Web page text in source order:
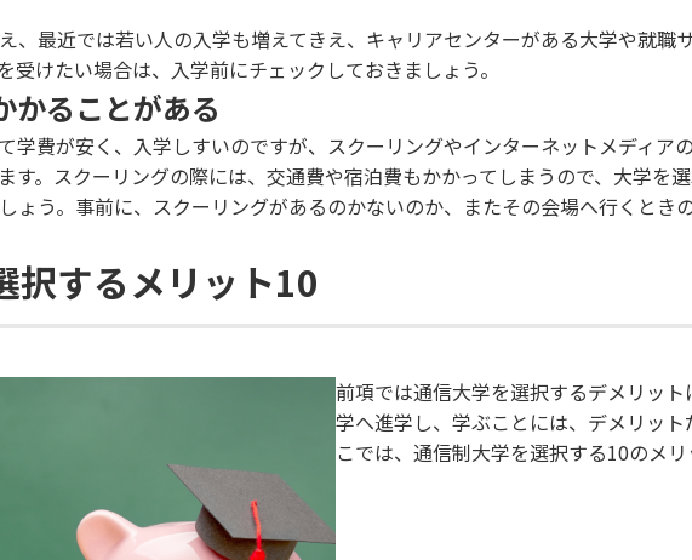
、最近では若い人の入学も増えてきえ、キャリアセンターがある大学や就職
受けたい場合は、入学前にチェックしておきましょう。
かることがある
学費が安く、入学しすいのですが、スクーリングやインターネットメディア
す。スクーリングの際には、交通費や宿泊費もかかってしまうので、大学を
ょう。事前に、スクーリングがあるのかないのか、またその会場へ行くとき
択するメリット10
前項では通信大学を選択するデメリッ
学へ進学し、学ぶことには、デメリッ
こでは、通信制大学を選択する10のメ